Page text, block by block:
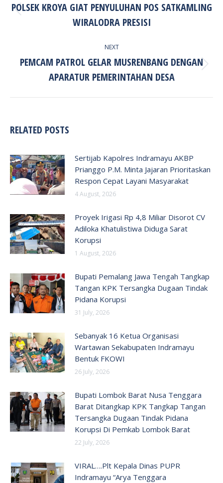
Previous
post:
POLSEK KROYA GIAT PENYULUHAN POS SATKAMLING
WIRALODRA PRESISI
NEXT
Next
post:
PEMCAM PATROL GELAR MUSRENBANG DENGAN
APARATUR PEMERINTAHAN DESA
RELATED POSTS
Sertijab Kapolres Indramayu AKBP
Prianggo P.M. Minta Jajaran Prioritaskan
Respon Cepat Layani Masyarakat
4 August, 2026
Proyek Irigasi Rp 4,8 Miliar Disorot CV
Adiloka Khatulistiwa Diduga Sarat
Korupsi
1 August, 2026
Bupati Pemalang Jawa Tengah Tangkap
Tangan KPK Tersangka Dugaan Tindak
Pidana Korupsi
31 July, 2026
Sebanyak 16 Ketua Organisasi
Wartawan Sekabupaten Indramayu
Bentuk FKOWI
26 July, 2026
Bupati Lombok Barat Nusa Tenggara
Barat Ditangkap KPK Tangkap Tangan
Tersangka Dugaan Tindak Pidana
Korupsi Di Pemkab Lombok Barat
22 July, 2026
VIRAL….Plt Kepala Dinas PUPR
Indramayu “Arya Tenggara